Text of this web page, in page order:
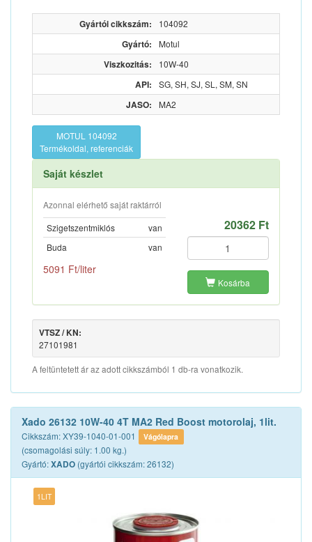
Gyártói cikkszám: 104092
Gyártó: Motul
Viszkozitás: 10W-40
API: SG, SH, SJ, SL, SM, SN
JASO: MA2
MOTUL 104092
Termékoldal, referenciák
Saját készlet
Azonnal elérhető saját raktárról
Szigetszentmiklós
van
Buda
van
5091 Ft/liter
20362 Ft
Kosárba
VTSZ / KN:
27101981
A feltüntetett ár az adott cikkszámból 1 db-ra vonatkozik.
Xado 26132 10W-40 4T MA2 Red Boost motorolaj, 1lit.
Cikkszám: XY39-1040-01-001 Vágólapra
(csomagolási súly: 1.00 kg.)
Gyártó:XADO (gyártói cikkszám: 26132)
1LIT